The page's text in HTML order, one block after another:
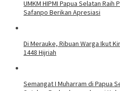
UMKM HIPMI Papua Selatan
Safanpo Berikan Apresiasi
Di Merauke, Ribuan Warga Ikut
1448 Hijriah
Semangat I Muharram di Papua